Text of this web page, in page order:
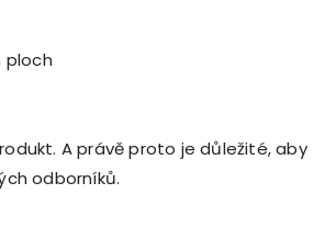
ploch
A právě proto je důležité, aby
odborníků.